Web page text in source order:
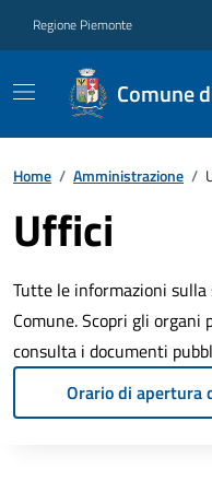
Regione Piemonte
Comune
Home / Amministrazione /
Uffici
Tutte le informazioni
Comune. Scopri gli
consulta i documenti
Orario di apertura